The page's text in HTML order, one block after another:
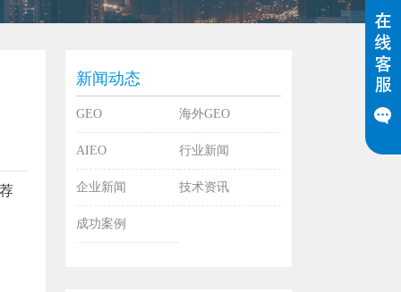
新闻动态
GEO 海外GEO
AIEO 行业新闻
企业新闻 技术资讯
成功案例